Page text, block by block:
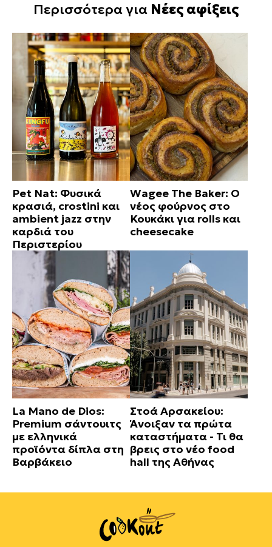
Περισσότερα για Νέες αφίξεις
Pet Nat: Φυσικά
κρασιά, crostini και
ambient jazz στην
καρδιά του
Περιστερίου
Wagee The Baker: Ο
νέος φούρνος στο
Κουκάκι για rolls και
cheesecake
La Mano de Dios:
Premium σάντουιτς
με ελληνικά
προϊόντα δίπλα στη
Βαρβάκειο
Στοά Αρσακείου:
Άνοιξαν τα πρώτα
καταστήματα - Τι θα
βρεις στο νέο food
hall της Αθήνας